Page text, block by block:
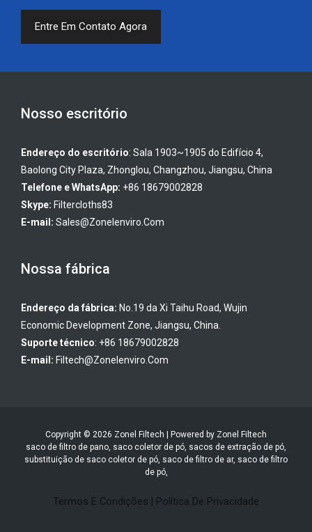
Entre Em Contato Agora
Nosso escritório
Endereço do escritório: Sala 1903~1905 do Edifício 4,
Baolong City Plaza, Zhonglou, Changzhou, Jiangsu, China
Telefone e WhatsApp: +86 18679002828
Skype: Filtercloths83
E-mail: Sales@zonelenviro.com
Nossa fábrica
Endereço da fábrica: No.19 da Xi Taihu Road, Wujin
Economic Development Zone, Jiangsu, China.
Suporte técnico: +86 18679002828
E-mail: Filtech@zonelenviro.com
Copyright © 2026 Zonel Filtech | Powered by Zonel Filtech
saco de filtro de pano, saco coletor de pó, sacos de extração de pó,
substituição de saco coletor de pó, saco de filtro de ar, saco de filtro
de pó,
Termos E Condições | Política De Privacidade